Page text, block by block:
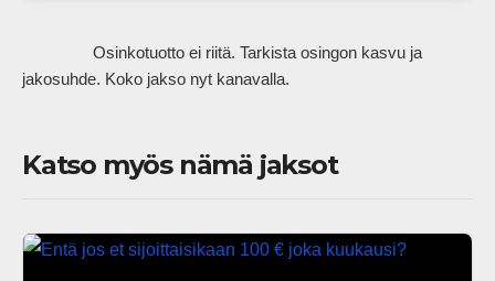
jakosuhde. Koko jakso nyt kanavalla.
Katso myös nämä jaksot